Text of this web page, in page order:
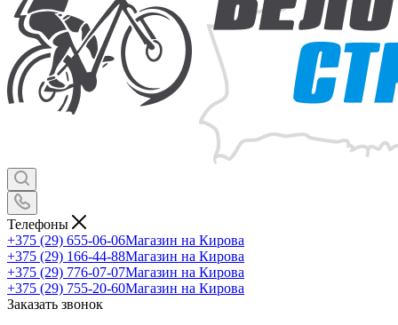
Телефоны
+375 (29) 655-06-06Магазин на Кирова
+375 (29) 166-44-88Магазин на Кирова
+375 (29) 776-07-07Магазин на Кирова
+375 (29) 755-20-60Магазин на Кирова
Заказать звонок